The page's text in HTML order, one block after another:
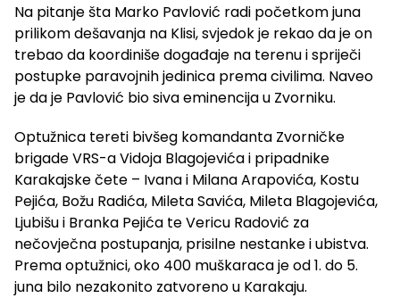
Na pitanje šta Marko Pavlović radi početkom juna
prilikom dešavanja na Klisi, svjedok je rekao da je on
trebao da koordiniše događaje na terenu i spriječi
postupke paravojnih jedinica prema civilima. Naveo
je da je Pavlović bio siva eminencija u Zvorniku.
Optužnica tereti bivšeg komandanta Zvorničke
brigade VRS-a Vidoja Blagojevića i pripadnike
Karakajske čete – Ivana i Milana Arapovića, Kostu
Pejića, Božu Radića, Mileta Savića, Mileta Blagojevića,
Ljubišu i Branka Pejića te Vericu Radović za
nečovječna postupanja, prisilne nestanke i ubistva.
Prema optužnici, oko 400 muškaraca je od 1. do 5.
juna bilo nezakonito zatvoreno u Karakaju.